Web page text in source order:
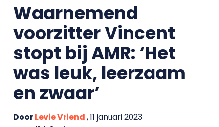
Waarnemend
voorzitter Vincent
stopt bij AMR: ‘Het
was leuk, leerzaam
en zwaar’
DoorLevie Vriend, 11 januari 2023